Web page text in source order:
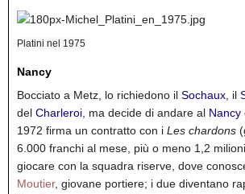
Platini nel 1975
Nancy
Bocciato a Metz, lo richiedono il Sochaux, il
del Charleroi, ma decide di andare al Nancy
1972 firma un contratto con i Les chardons
6.000 franchi al mese, più o meno 1,2
giocare con la squadra riserve, dove
Moutier, giovane portiere; i due diventano